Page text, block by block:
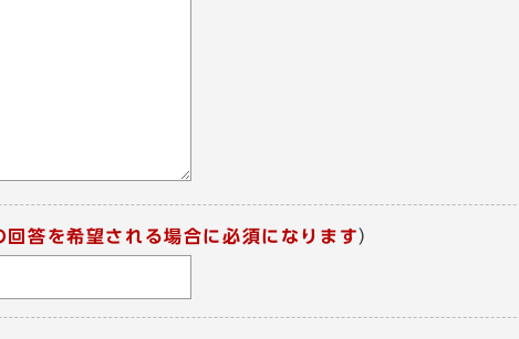
回答を希望される場合に必須になります）